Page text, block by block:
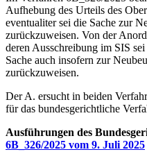
Aufhebung des Urteils des
eventualiter sei die Sache zur
zurückzuweisen. Von der
deren Ausschreibung im SIS
Sache auch insofern zur
zurückzuweisen.
Der A. ersucht in beiden
für das bundesgerichtliche
Ausführungen des
6B_326/2025 vom 9. Juli 2025